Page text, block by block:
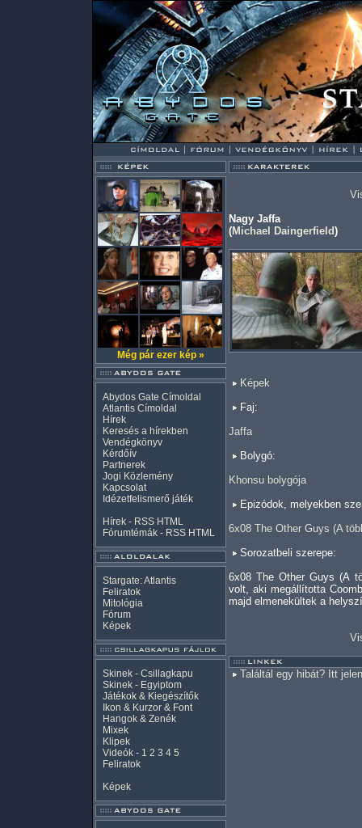
Még pár ezer kép »
Abydos Gate Címoldal
Atlantis Címoldal
Hírek
Keresés a hírekben
Vendégkönyv
Kérdőív
Partnerek
Jogi Közlemény
Kapcsolat
Idézetfelismerő játék
Hírek - RSS HTML
Fórumtémák - RSS HTML
Stargate: Atlantis
Feliratok
Mitológia
Fórum
Képek
Skinek - Csillagkapu
Skinek - Egyiptom
Játékok & Kiegészítők
Ikon & Kurzor & Font
Hangok & Zenék
Mixek
Klipek
Videók - 1 2 3 4 5
Feliratok
Képek
Nagy Jaffa
(Michael Daingerfield)
Képek
Faj:
Jaffa
Bolygó:
Khonsu bolygója
Epizódok, melyekben
6x08 The Other Guys (A
Sorozatbeli szerepe:
6x08 The Other Guys (A
volt, aki megállította
majd elmenekültek a
Találtál egy hibát? Itt